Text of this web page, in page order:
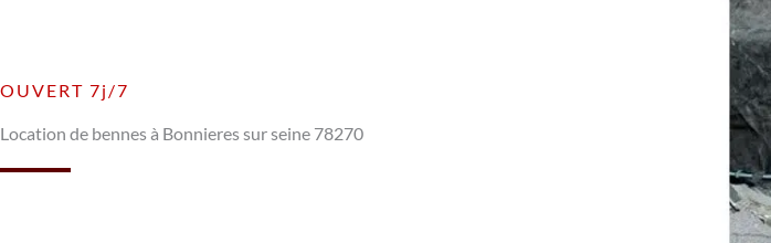
OUVERT 7j/7
Location de bennes à Bonnieres sur seine 78270